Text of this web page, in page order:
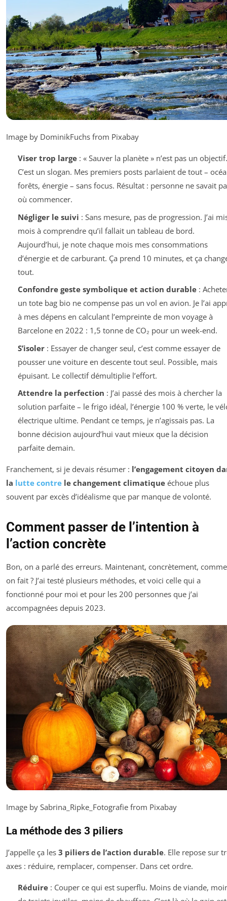
Image by DominikFuchs from Pixabay
Viser trop large: « Sauver la planète » n’est pas un objectif.
C’est un slogan. Mes premiers posts parlaient de tout –
forêts, énergie – sans focus. Résultat : personne ne savait
où commencer.
Négliger le suivi : Sans mesure, pas de progression. J’ai
mois à comprendre qu’il fallait un tableau de bord.
Aujourd’hui, je note chaque mois mes consommations
d’énergie et de carburant. Ça prend 10 minutes, et ça
tout.
Confondre geste symbolique et action durable:
un tote bag bio ne compense pas un vol en avion. Je l’ai
à mes dépens en calculant l’empreinte de mon voyage à
Barcelone en 2022 : 1,5 tonne de CO₂ pour un week-end.
S’isoler: Essayer de changer seul, c’est comme essayer de
pousser une voiture en descente tout seul. Possible, mais
épuisant. Le collectif démultiplie l’effort.
Attendre la perfection : J’ai passé des mois à chercher la
solution parfaite – le frigo idéal, l’énergie 100 % verte, le
électrique ultime. Pendant ce temps, je n’agissais pas. La
bonne décision aujourd’hui vaut mieux que la décision
parfaite demain.
Franchement, si je devais résumer : l’engagement citoyen
la lutte contre le changement climatique échoue plus
souvent par excès d’idéalisme que par manque de volonté.
Comment passer de l’intention à
l’action concrète
Bon, on a parlé des erreurs. Maintenant, concrètement,
on fait ? J’ai testé plusieurs méthodes, et voici celle qui a
fonctionné pour moi et pour les 200 personnes que j’ai
accompagnées depuis 2023.
Image by Sabrina_Ripke_Fotografie from Pixabay
La méthode des 3 piliers
J’appelle ça les 3 piliers de l’action durable. Elle repose sur
axes : réduire, remplacer, compenser. Dans cet ordre.
Réduire: Couper ce qui est superflu. Moins de viande,